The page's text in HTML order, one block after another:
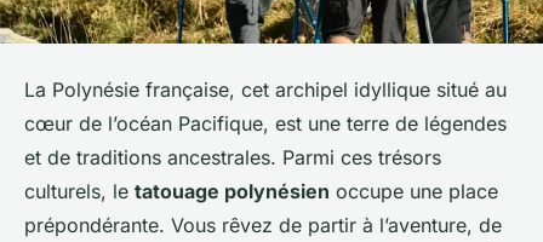
La Polynésie française, cet archipel idyllique situé au
cœur de l’océan Pacifique, est une terre de légendes
et de traditions ancestrales. Parmi ces trésors
culturels, le tatouage polynésien occupe une place
prépondérante. Vous rêvez de partir à l’aventure, de